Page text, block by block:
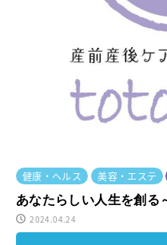
健康・ヘルス 美容・エステ
あなたらしい人生を創る
2024.04.24